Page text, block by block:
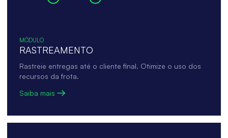
MÓDULO
RASTREAMENTO
Rastreie entregas até o cliente final. Otimize o uso dos
recursos da frota.
Saiba mais